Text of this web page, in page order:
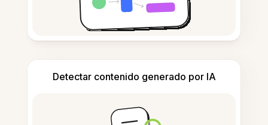
Detectar contenido generado por IA